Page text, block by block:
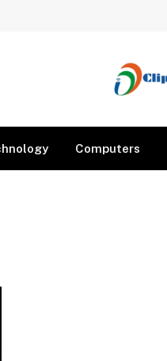
Computers